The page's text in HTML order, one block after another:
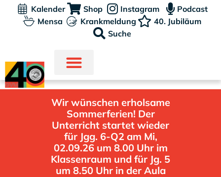
Kalender Shop Instagram
Podcast
Mensa
Krankmeldung
40. Jubiläum
Suche
Wir wünschen erholsame
Sommerferien! Der
Unterricht startet wieder
für Jgg. 6-Q2 am Mi,
02.09.26 um 8.00 Uhr im
Klassenraum und für Jg. 5
um 8.50 Uhr in der Aula